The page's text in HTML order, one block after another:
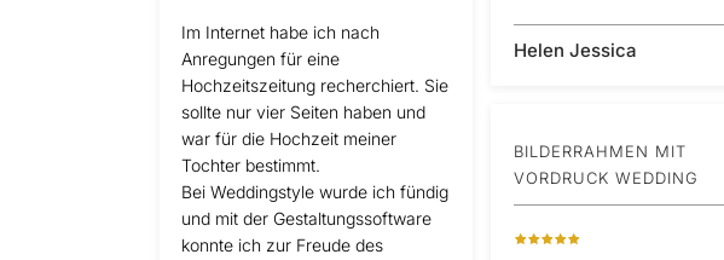
Helen Jessica
Im Internet habe ich nach
Anregungen für eine
Hochzeitszeitung recherchiert. Sie
sollte nur vier Seiten haben und
war für die Hochzeit meiner
Tochter bestimmt.
Bei Weddingstyle wurde ich fündig
und mit der Gestaltungssoftware
konnte ich zur Freude des
BILDERRAHMEN MIT
VORDRUCK WEDDING